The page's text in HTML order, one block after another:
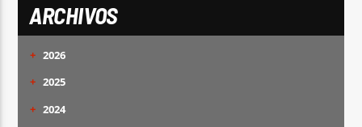
ARCHIVOS
+ 2026
+ 2025
+ 2024